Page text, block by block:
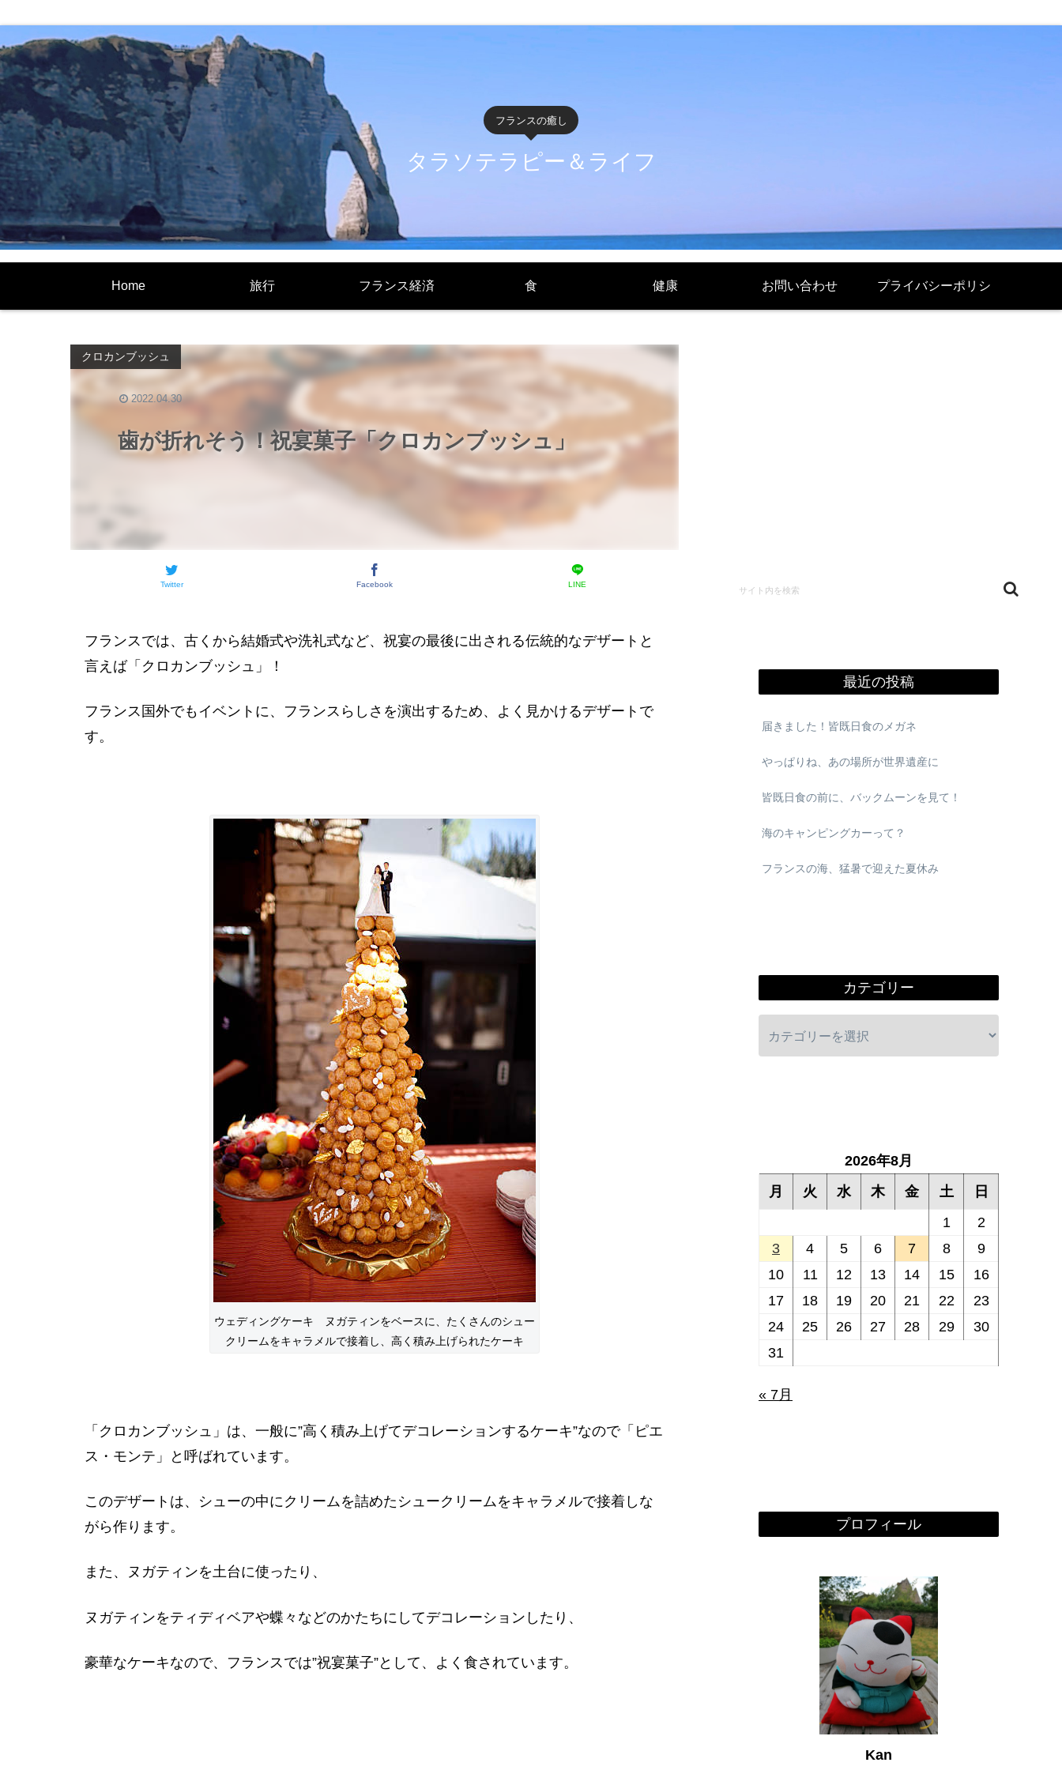
フランスの癒し
タラソテラピー＆ライフ
Home 旅行 フランス経済 食 健康 お問い合わせ プライバシーポリシ
歯が折れそう！祝宴菓子「クロカンブッシュ」
クロカンブッシュ
Twitter Facebook LINE
2022.04.30
フランスでは、古くから結婚式や洗礼式など、祝宴の最後に出される伝統的なデザートと
言えば「クロカンブッシュ」！
フランス国外でもイベントに、フランスらしさを演出するため、よく見かけるデザートで
す。
ウェディングケーキ ヌガティンをベースに、たくさんのシュー
クリームをキャラメルで接着し、高く積み上げられたケーキ
「クロカンブッシュ」は、一般に”高く積み上げてデコレーションするケーキ”なので「ピエ
ス・モンテ」と呼ばれています。
このデザートは、シューの中にクリームを詰めたシュークリームをキャラメルで接着しな
がら作ります。
また、ヌガティンを土台に使ったり、
ヌガティンをティディベアや蝶々などのかたちにしてデコレーションしたり、
豪華なケーキなので、フランスでは”祝宴菓子”として、よく食されています。
最近の投稿
届きました！皆既日食のメガネ
やっぱりね、あの場所が世界遺産に
皆既日食の前に、バックムーンを見て！
海のキャンピングカーって？
フランスの海、猛暑で迎えた夏休み
カテゴリー
2026年8月
月
火 水 木 金 土
日
1
2
3
4 5 6 7 8
9
10
11 12 13 14 15
16
17
18 19 20 21 22
23
24
25 26 27 28 29
30
31
« 7月
プロフィール
Kan